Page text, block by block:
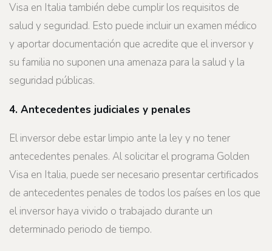
Visa en Italia también debe cumplir los requisitos de
salud y seguridad. Esto puede incluir un examen médico
y aportar documentación que acredite que el inversor y
su familia no suponen una amenaza para la salud y la
seguridad públicas.
4. Antecedentes judiciales y penales
El inversor debe estar limpio ante la ley y no tener
antecedentes penales. Al solicitar el programa Golden
Visa en Italia, puede ser necesario presentar certificados
de antecedentes penales de todos los países en los que
el inversor haya vivido o trabajado durante un
determinado periodo de tiempo.